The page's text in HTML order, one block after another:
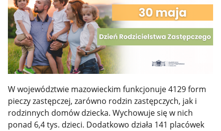
W województwie mazowieckim funkcjonuje 4129 form
pieczy zastępczej, zarówno rodzin zastępczych, jak i
rodzinnych domów dziecka. Wychowuje się w nich
ponad 6,4 tys. dzieci. Dodatkowo działa 141 placówek